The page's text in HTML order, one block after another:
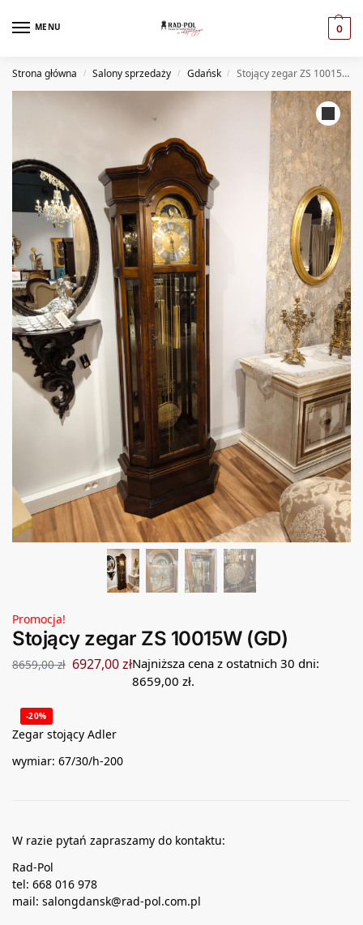
MENU 0
Strona główna / Salony sprzedaży / Gdańsk / Stojący zegar ZS 10015W (GD)
Promocja!
Stojący zegar ZS 10015W (GD)
8659,00zł 6927,00złNajniższa cena z ostatnich 30 dni:
8659,00 zł.
-20%
Zegar stojący Adler
wymiar: 67/30/h-200
W razie pytań zapraszamy do kontaktu:
Rad-Pol
tel: 668 016 978
mail: salongdansk@rad-pol.com.pl